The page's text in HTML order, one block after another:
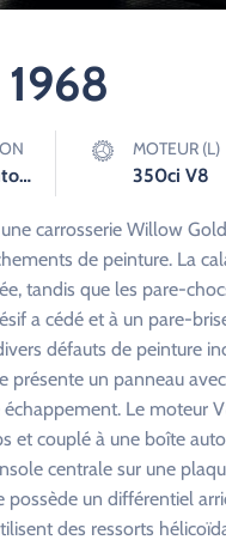
3 Speed Automatique
MOTEUR (L)
350ci V8
carrosserie Willow
de peinture. La
tandis que les pare-
a cédé et à un pare-
défauts de peinture
un panneau
Le moteur
et couplé à une boîte
centrale sur une
un différentiel
des ressorts